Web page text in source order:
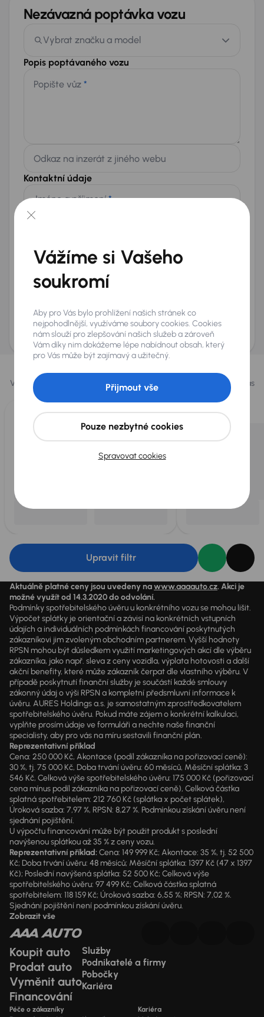
Nezávazná poptávka vozu
Vybrat značku a model
Popis poptávaného vozu
Popište vůz *
Odkaz na inzerát z jiného webu
Kontaktní údaje
Jméno a příjmení*
+420
E-mail*
Přeji si dostávat informace o atraktivních slevových
nabídkách
AURES Holdings a.s., se sídlem Dopraváků 874/15, Čimice, 184 00 Praha 8 bude
uchovávat a zpracovávat vaše osobní údaje v souladu se zásadami ochrany a
zpracováníosobních údajů.
Vybrali jsme pro vás
Vybíráme pro vás ty nejlepší vozy
z naší nabídky. Každý den pro vás
vykoupíme až 400 vozů
Upravit filtr
Aktuálně platné ceny jsou uvedeny nawww.aaaauto.cz. Akci je
možné využít od 14.3.2020 do odvolání.
Podmínky spotřebitelského úvěru u konkrétního vozu se mohou lišit.
Výpočet splátky je orientační a závisí na konkrétních vstupních
údajích a individuálních podmínkách financování poskytnutých
zákazníkovi jim zvoleným obchodním partnerem. Vyšší hodnoty
RPSN mohou být důsledkem využití marketingových akcí dle výběru
zákazníka, jako např. sleva z ceny vozidla, výplata hotovosti a další
akční benefity, které může zákazník čerpat dle vlastního výběru. V
případě poskytnutí finanční služby je součástí každé smlouvy
zákonný údaj o výši RPSN a kompletní předsmluvní informace k
úvěru. AURES Holdings a.s. je samostatným zprostředkovatelem
spotřebitelského úvěru. Pokud máte zájem o konkrétní kalkulaci,
vyplňte prosím údaje ve formuláři a nechte naše finanční
specialisty, aby pro vás na míru sestavili finanční plán.
Reprezentativní příklad
Cena: 250 000 Kč, Akontace (podíl zákazníka na pořizovací ceně):
30 %, tj. 75 000 Kč, Doba trvání úvěru: 60 měsíců, Měsíční splátka: 3
546 Kč, Celková výše spotřebitelského úvěru: 175 000 Kč (pořizovací
cena mínus podíl zákazníka na pořizovací ceně), Celková částka
splatná spotřebitelem: 212 760 Kč (splátka x počet splátek),
Úroková sazba: 7,97 %, RPSN: 8,27 %. Podmínkou získání úvěru není
sjednání pojištění.
U výpočtu financování může být použit produkt s poslední
navýšenou splátkou až 35 % z ceny vozu.
Reprezentativní příklad:Cena: 149 999 Kč; Akontace: 35 %, tj. 52 500
Kč; Doba trvání úvěru: 48 měsíců; Měsíční splátka: 1397 Kč (47 x 1397
Kč); Poslední navýšená splátka: 52 500 Kč; Celková výše
spotřebitelského úvěru: 97 499 Kč; Celková částka splatná
spotřebitelem: 118 159 Kč; Úroková sazba: 6,55 %; RPSN: 7,02 %.
Sjednání pojištění není podmínkou získání úvěru.
Zobrazit vše
Koupit auto
Prodat auto
Vyměnit auto
Financování
Služby
Podnikatelé a firmy
Pobočky
Kariéra
Péče o zákazníky Kariéra
Vážíme si Vašeho
soukromí
Aby pro Vás bylo prohlížení našich stránek co
nejpohodlnější, využíváme soubory cookies. Cookies
nám slouží pro zlepšování našich služeb a zároveň
Vám díky nim dokážeme lépe nabídnout obsah, který
pro Vás může být zajímavý a užitečný.
Spravovat cookies
Pouze nezbytné cookies
Přijmout vše